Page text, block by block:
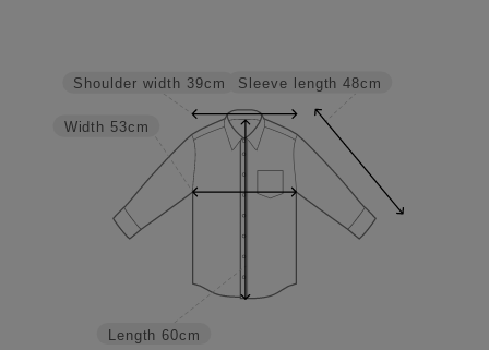
Sleeve length 48cm
Length 60cm
Width 53cm
Shoulder width 39cm